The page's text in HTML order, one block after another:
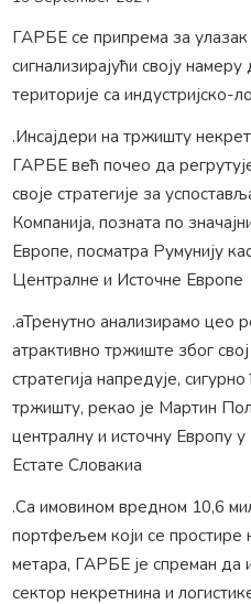
ГАРБЕ се припрема за
сигнализирајући своју
територије са индустријско-
.Инсајдери на тржишту
ГАРБЕ већ почео да
своје стратегије за
Компанија, позната по
Европе, посматра Румунију
Централне и Источне Европе
.аТренутно анализирамо цео
атрактивно тржиште због
стратегија напредује,
тржишту, рекао је Мартин
централну и источну Европу
Естате Словакиа
.Са имовином вредном 10,6
портфељем који се простире
метара, ГАРБЕ је спреман да
сектор некретнина и